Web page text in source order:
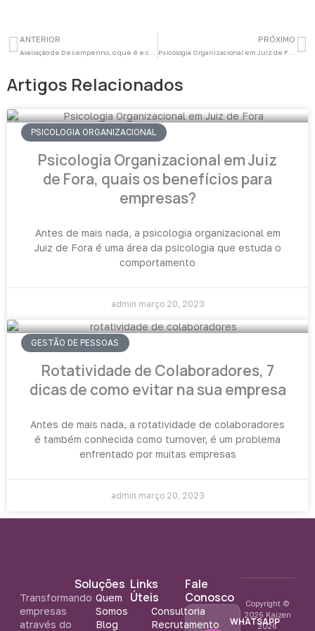
Prev
ANTERIOR PRÓXIMO
Psicologia Organizacional em Juiz de Fora, quais os benefícios para empresas?
Artigos Relacionados
PSICOLOGIA ORGANIZACIONAL
Psicologia Organizacional em Juiz
de Fora, quais os benefícios para
empresas?
Antes de mais nada, a psicologia organizacional em
Juiz de Fora é uma área da psicologia que estuda o
comportamento
admin março 20, 2023
GESTÃO DE PESSOAS
Rotatividade de Colaboradores, 7
dicas de como evitar na sua empresa
Antes de mais nada, a rotatividade de colaboradores
é também conhecida como turnover, é um problema
enfrentado por muitas empresas
admin março 20, 2023
Transformando
empresas
através do
Soluções
Quem
Somos
Blog
Links
Úteis
Consultoria
Recrutamento
Fale
Conosco
WHATSAPP
Copyright ©
2026 Kaizen
2026